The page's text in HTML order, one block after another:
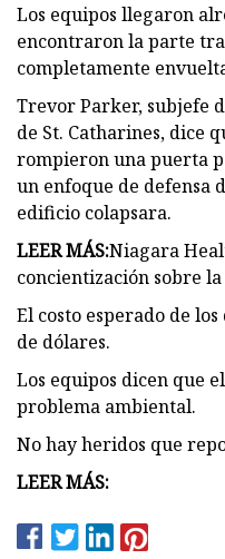
Los equipos llegaron
encontraron la parte
completamente
Trevor Parker, subjefe
de St. Catharines, dice
rompieron una puerta
un enfoque de defensa
edificio colapsara.
LEER MÁS:Niagara
concientización sobre
El costo esperado de
de dólares.
Los equipos dicen que
problema ambiental.
No hay heridos que
LEER MÁS: